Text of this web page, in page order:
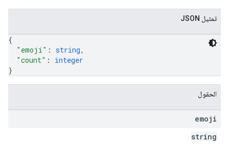
تمثيل JSON
{
"emoji" : string,
"count" : integer
}
الحقول
emoji
string